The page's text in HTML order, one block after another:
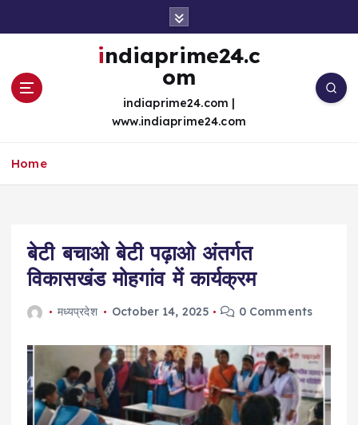
indiaprime24.c
om
indiaprime24.com |
www.indiaprime24.com
Home
बेटी बचाओ बेटी पढ़ाओ अंतर्गत
विकासखंड मोहगांव में कार्यक्रम
मध्यप्रदेश October 14, 2025 0 Comments